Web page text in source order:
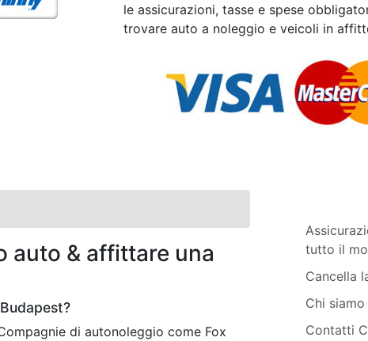
le assicurazioni, tasse e spese
trovare auto a noleggio e veicoli in
auto & affittare una
di autonoleggio come Fox
tutto il
Cancella
Chi siamo
Contatti